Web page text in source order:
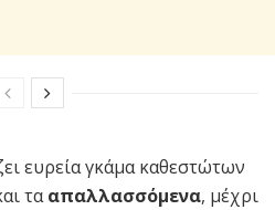
ευρεία γκάμα καθεστώτων
τααπαλλασσόμενα, μέχρι